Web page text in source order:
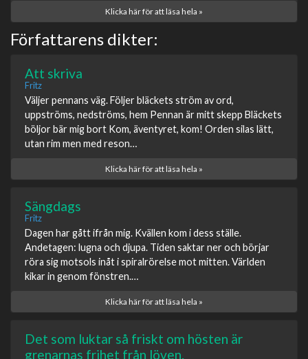
Klicka här för att läsa hela »
Författarens dikter:
Att skriva
Fritz
Väljer pennans väg. Följer bläckets ström av ord,
uppströms, nedströms, hem Pennan är mitt skepp Bläckets
böljor bär mig bort Kom, äventyret, kom! Orden silas lätt,
utan rim men med reson…
Klicka här för att läsa hela »
Sängdags
Fritz
Dagen har gått ifrån mig. Kvällen kom i dess ställe.
Andetagen: lugna och djupa. Tiden saktar ner och börjar
röra sig motsols inåt i spiralrörelse mot mitten. Världen
kikar in genom fönstren.…
Klicka här för att läsa hela »
Det som luktar så friskt om hösten är
grenarnas frihet från löven.